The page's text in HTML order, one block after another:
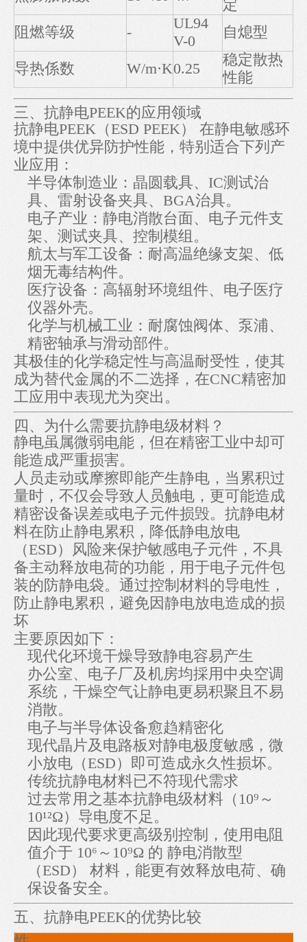
定
阻燃等级
-
UL94
V-0
自熄型
导热係数 W/m·K0.25
稳定散热
性能
三、抗静电PEEK的应用领域
抗静电PEEK（ESD PEEK） 在静电敏感环
境中提供优异防护性能，特别适合下列产
业应用：
半导体制造业：晶圆载具、IC测试治
具、雷射设备夹具、BGA治具。
电子产业：静电消散台面、电子元件支
架、测试夹具、控制模组。
航太与军工设备：耐高温绝缘支架、低
烟无毒结构件。
医疗设备：高辐射环境组件、电子医疗
仪器外壳。
化学与机械工业：耐腐蚀阀体、泵浦、
精密轴承与滑动部件。
其极佳的化学稳定性与高温耐受性，使其
成为替代金属的不二选择，在CNC精密加
工应用中表现尤为突出。
四、为什么需要抗静电级材料？
静电虽属微弱电能，但在精密工业中却可
能造成严重损害。
人员走动或摩擦即能产生静电，当累积过
量时，不仅会导致人员触电，更可能造成
精密设备误差或电子元件损毁。抗静电材
料在防止静电累积，降低静电放电
（ESD）风险来保护敏感电子元件，不具
备主动释放电荷的功能，用于电子元件包
装的防静电袋。通过控制材料的导电性，
防止静电累积，避免因静电放电造成的损
坏
主要原因如下：
现代化环境干燥导致静电容易产生
办公室、电子厂及机房均採用中央空调
系统，干燥空气让静电更易积聚且不易
消散。
电子与半导体设备愈趋精密化
现代晶片及电路板对静电极度敏感，微
小放电（ESD）即可造成永久性损坏。
传统抗静电材料已不符现代需求
过去常用之基本抗静电级材料（10⁹～
10¹²Ω）导电度不足。
因此现代要求更高级别控制，使用电阻
值介于 10⁶～10⁹Ω 的 静电消散型
（ESD） 材料，能更有效释放电荷、确
保设备安全。
五、抗静电PEEK的优势比较